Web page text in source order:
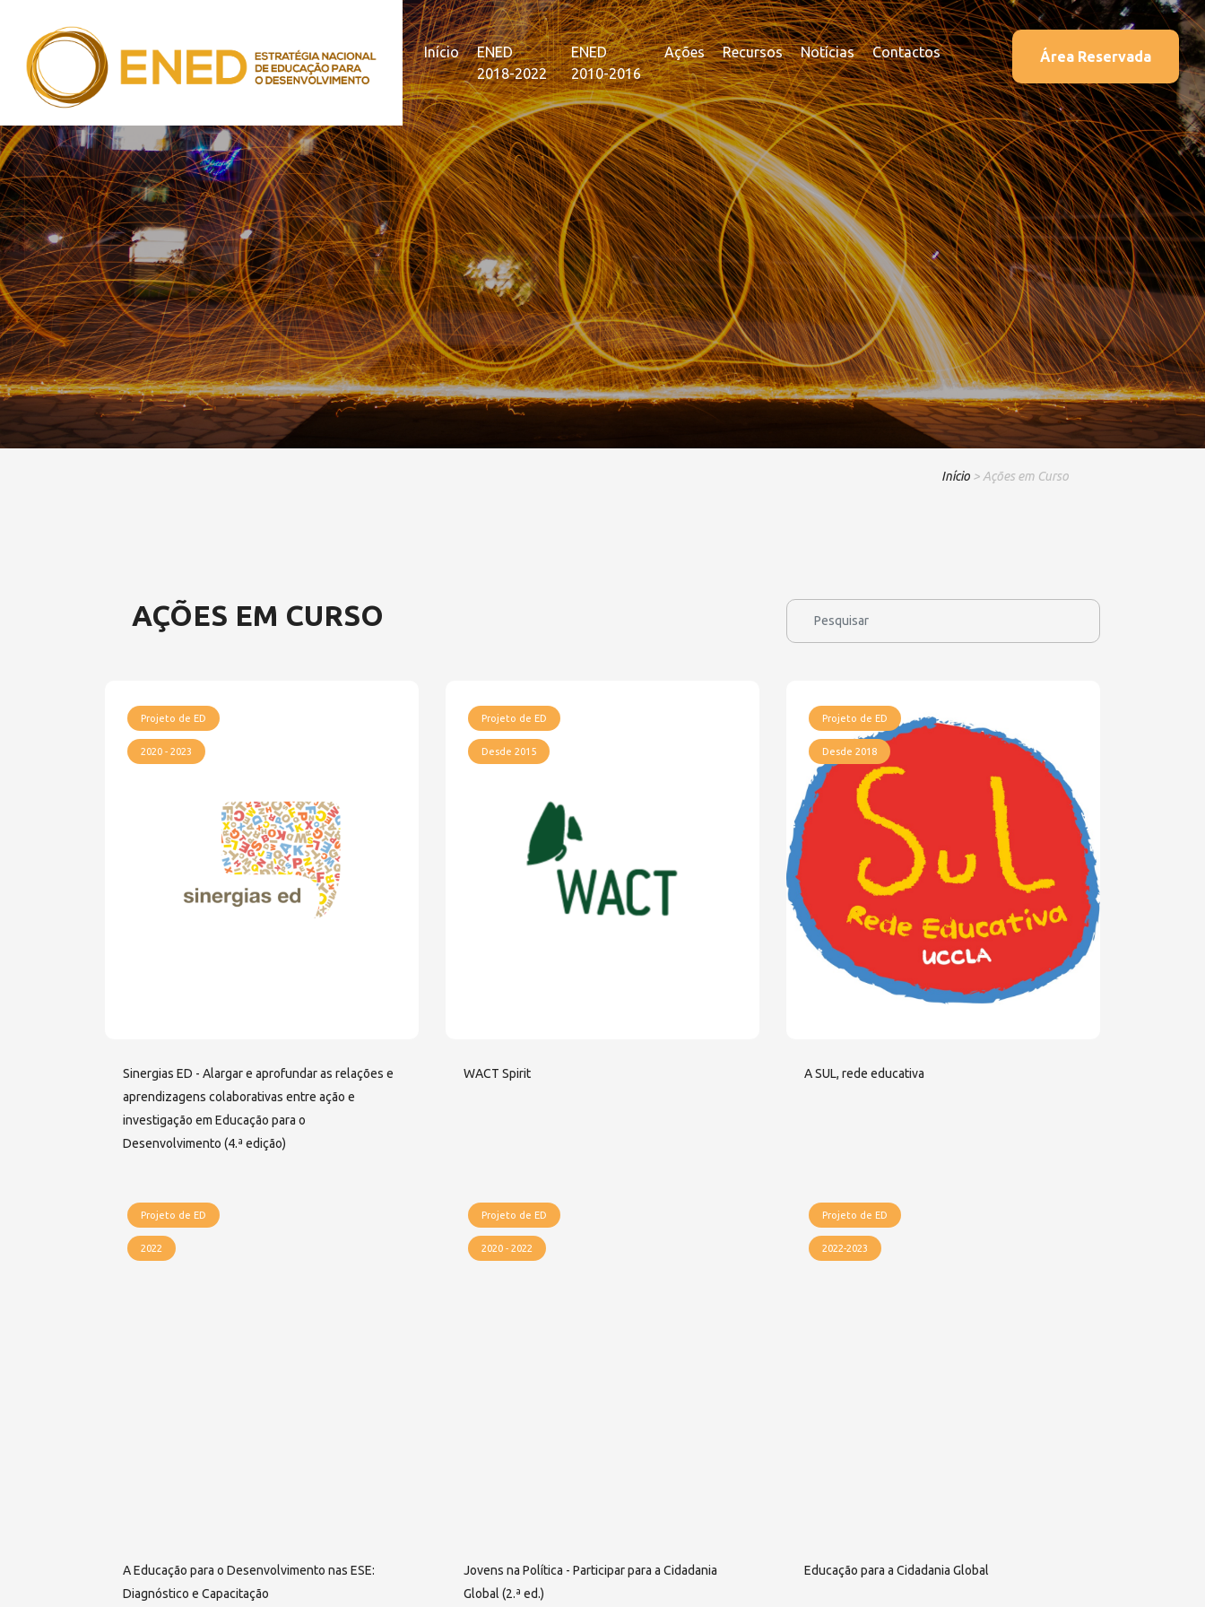
Início
ENED
2018-2022
ENED
2010-2016
Ações Recursos Notícias Contactos Área Reservada
Início > Ações em Curso
AÇÕES EM CURSO
Projeto de ED
2020 - 2023
Sinergias ED - Alargar e aprofundar as relações e
aprendizagens colaborativas entre ação e
investigação em Educação para o
Desenvolvimento (4.ª edição)
Projeto de ED
Desde 2015
WACT Spirit
Projeto de ED
Desde 2018
A SUL, rede educativa
Projeto de ED
2022
A Educação para o Desenvolvimento nas ESE:
Diagnóstico e Capacitação
Projeto de ED
2020 - 2022
Jovens na Política - Participar para a Cidadania
Global (2.ª ed.)
Projeto de ED
2022-2023
Educação para a Cidadania Global